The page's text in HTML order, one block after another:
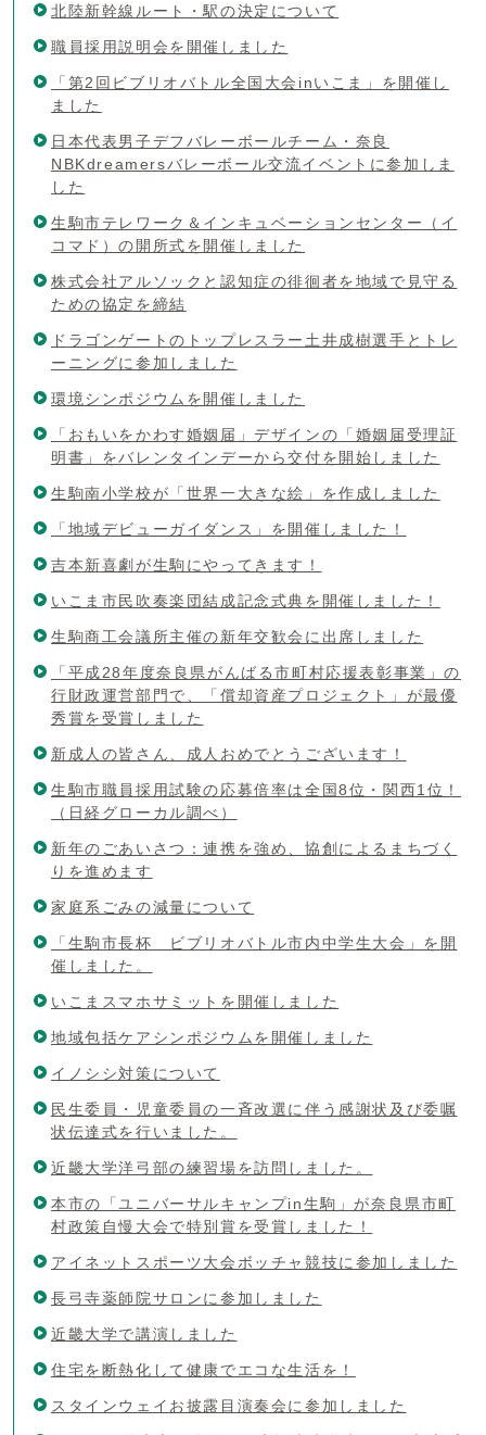
北陸新幹線ルート・駅の決定について
職員採用説明会を開催しました
「第2回ビブリオバトル全国大会inいこま」を開催し
ました
日本代表男子デフバレーボールチーム・奈良
NBKdreamersバレーボール交流イベントに参加しま
した
生駒市テレワーク＆インキュベーションセンター（イ
コマド）の開所式を開催しました
株式会社アルソックと認知症の徘徊者を地域で見守る
ための協定を締結
ドラゴンゲートのトップレスラー土井成樹選手とトレ
ーニングに参加しました
環境シンポジウムを開催しました
「おもいをかわす婚姻届」デザインの「婚姻届受理証
明書」をバレンタインデーから交付を開始しました
生駒南小学校が「世界一大きな絵」を作成しました
「地域デビューガイダンス」を開催しました！
吉本新喜劇が生駒にやってきます！
いこま市民吹奏楽団結成記念式典を開催しました！
生駒商工会議所主催の新年交歓会に出席しました
「平成28年度奈良県がんばる市町村応援表彰事業」の
行財政運営部門で、「償却資産プロジェクト」が最優
秀賞を受賞しました
新成人の皆さん、成人おめでとうございます！
生駒市職員採用試験の応募倍率は全国8位・関西1位！
（日経グローカル調べ）
新年のごあいさつ：連携を強め、協創によるまちづく
りを進めます
家庭系ごみの減量について
「生駒市長杯 ビブリオバトル市内中学生大会」を開
催しました。
いこまスマホサミットを開催しました
地域包括ケアシンポジウムを開催しました
イノシシ対策について
民生委員・児童委員の一斉改選に伴う感謝状及び委嘱
状伝達式を行いました。
近畿大学洋弓部の練習場を訪問しました。
本市の「ユニバーサルキャンプin生駒」が奈良県市町
村政策自慢大会で特別賞を受賞しました！
アイネットスポーツ大会ボッチャ競技に参加しました
長弓寺薬師院サロンに参加しました
近畿大学で講演しました
住宅を断熱化して健康でエコな生活を！
スタインウェイお披露目演奏会に参加しました